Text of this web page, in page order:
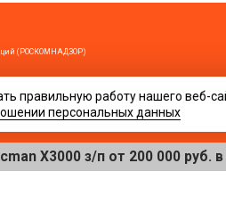
з/п от 200 000 руб. в месяц
(РОСКОМНАДЗОР)
гиперссылки на сайт www.evahta.ru
за их содержание.
или женскому), вы можете претендовать
правильную работу нашего веб-
персональных данных